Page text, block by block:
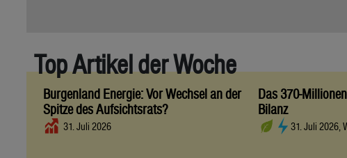
Top Artikel der Woche
Burgenland Energie: Vor Wechsel an der
Spitze des Aufsichtsrats?
31. Juli 2026
Das 370-
Bilanz
31. Juli 2026,